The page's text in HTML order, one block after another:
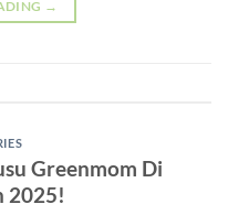
→
Greenmom Di
2025!